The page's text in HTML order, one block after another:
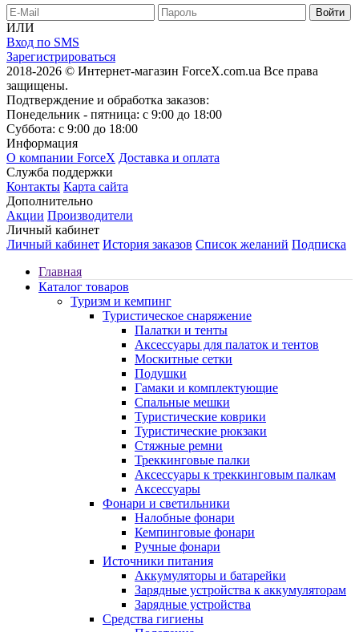
ИЛИ
Вход по SMS
Зарегистрироваться
2018-2026 © Интернет-магазин ForceX.com.ua Все права
защищены.
Подтверждение и обработка заказов:
Понедельник - пятница: с 9:00 до 18:00
Суббота: с 9:00 до 18:00
Информация
О компании ForceX Доставка и оплата
Служба поддержки
Контакты Карта сайта
Дополнительно
Акции Производители
Личный кабинет
Личный кабинет История заказов Список желаний Подписка
Главная
Каталог товаров
Туризм и кемпинг
Туристическое снаряжение
Палатки и тенты
Аксессуары для палаток и тентов
Москитные сетки
Подушки
Гамаки и комплектующие
Спальные мешки
Туристические коврики
Туристические рюкзаки
Стяжные ремни
Треккинговые палки
Аксессуары к треккинговым палкам
Аксессуары
Фонари и светильники
Налобные фонари
Кемпинговые фонари
Ручные фонари
Источники питания
Аккумуляторы и батарейки
Зарядные устройства к аккумуляторам
Зарядные устройства
Средства гигиены